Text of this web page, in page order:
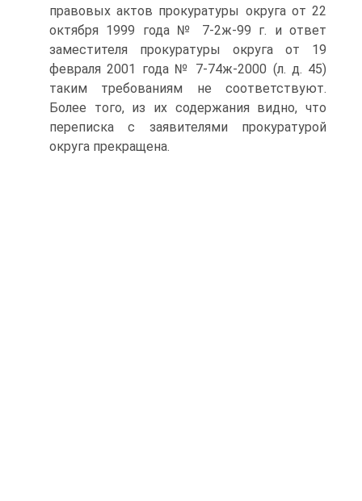
правовых актов прокуратуры округа от 22
октября 1999 года № 7-2ж-99 г. и ответ
заместителя прокуратуры округа от 19
февраля 2001 года № 7-74ж-2000 (л. д. 45)
таким требованиям не соответствуют.
Более того, из их содержания видно, что
переписка с заявителями прокуратурой
округа прекращена.